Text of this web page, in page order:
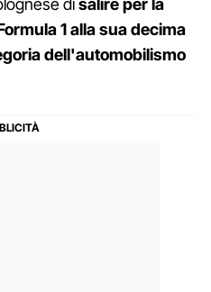
disalire per la
1 alla sua decima
dell'automobilismo